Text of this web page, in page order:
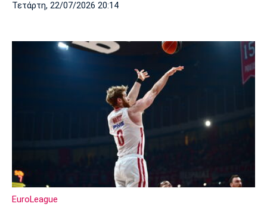
Τετάρτη, 22/07/2026 20:14
EuroLeague